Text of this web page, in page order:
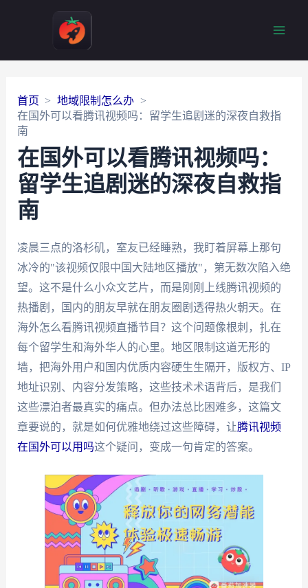
首页
地域限制怎么办
在国外可以看腾讯视频吗：留学生追剧迷的深夜自救指
南
在国外可以看腾讯视频吗：
留学生追剧迷的深夜自救指
南
凌晨三点的洛杉矶，室友已经睡熟，我盯着屏幕上那句
冰冷的"该视频仅限中国大陆地区播放"，第无数次陷入绝
望。这不是什么小众文艺片，而是刚刚上线腾讯视频的
热播剧，国内的朋友早就在朋友圈剧透得热火朝天。在
海外怎么看腾讯视频直播节目？这个问题像根刺，扎在
每个留学生和海外华人的心里。地区限制这道无形的
墙，把海外用户和国内优质内容硬生生隔开，版权方、IP
地址识别、内容分发策略，这些技术术语背后，是我们
这些漂泊者最真实的痛点。但办法总比困难多，这篇文
章要说的，就是如何优雅地绕过这些障碍，让腾讯视频
在国外可以用吗这个疑问，变成一句肯定的答案。